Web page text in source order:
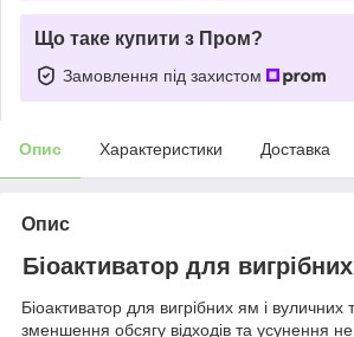
Що таке купити з Пром?
Замовлення під захистом
Опис Характеристики Доставка
Опис
Біоактиватор для
Біоактиватор для вигрібних ям і вуличних
зменшення обсягу відходів та усунення